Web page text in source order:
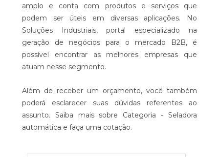
amplo e conta com produtos e serviços que
podem ser úteis em diversas aplicações. No
Soluções Industriais, portal especializado na
geração de negócios para o mercado B2B, é
possível encontrar as melhores empresas que
atuam nesse segmento.
Além de receber um orçamento, você também
poderá esclarecer suas dúvidas referentes ao
assunto. Saiba mais sobre Categoria - Seladora
automática e faça uma cotação.